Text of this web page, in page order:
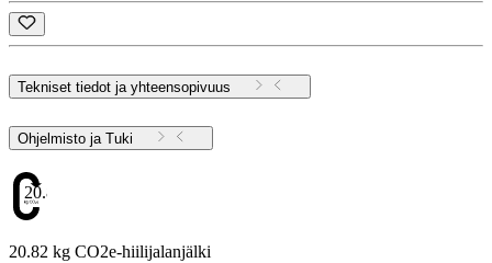
Tekniset tiedot ja yhteensopivuus
Ohjelmisto ja Tuki
20.82
20.82 kg CO2e-hiilijalanjälki